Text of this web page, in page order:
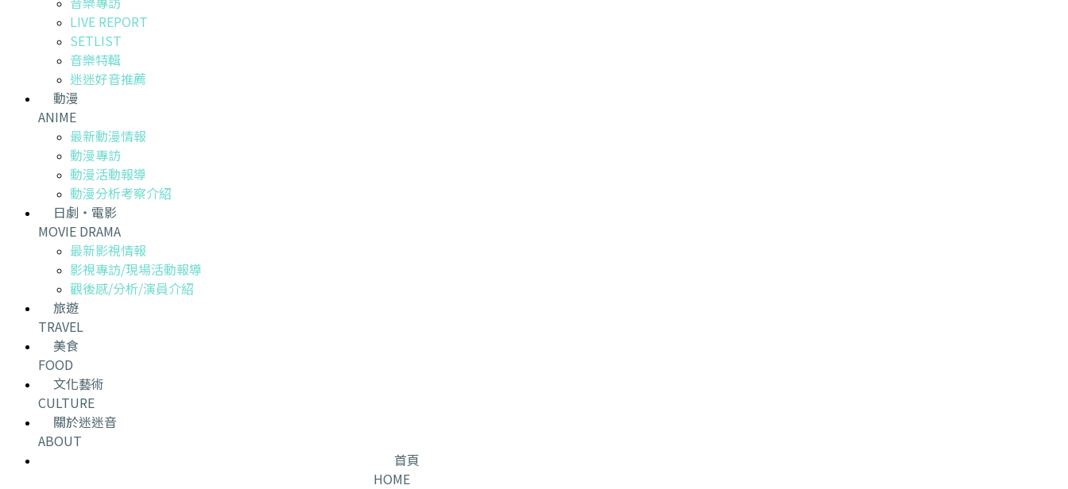
LIVE REPORT
SETLIST
音樂特輯
迷迷好音推薦
動漫
ANIME
最新動漫情報
動漫專訪
動漫活動報導
動漫分析考察介紹
日劇・電影
MOVIE DRAMA
最新影視情報
影視專訪/現場活動報導
觀後感/分析/演員介紹
旅遊
TRAVEL
美食
FOOD
文化藝術
CULTURE
關於迷迷音
ABOUT
首頁
HOME